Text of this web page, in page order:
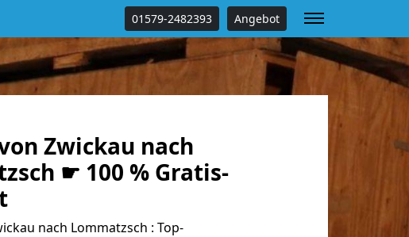
01579-2482393 Angebot
Zwickau nach
☛ 100 % Gratis-
nach Lommatzsch : Top-